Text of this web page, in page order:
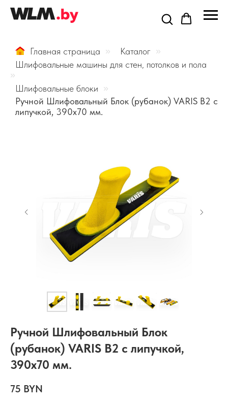
Главная страница » Каталог »
Шлифовальные машины для стен, потолков и пола
»
Шлифовальные блоки »
Ручной Шлифовальный Блок (рубанок) VARIS B2 с
липучкой, 390х70 мм.
Ручной Шлифовальный Блок
(рубанок) VARIS B2 с липучкой,
390х70 мм.
75 BYN